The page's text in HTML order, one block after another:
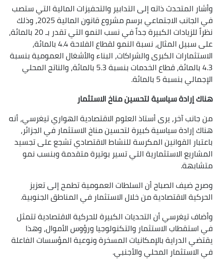
وأشار المتحدث ذاته إلى التدابير والتحفيزات المالية التي ستصب
في الجانب الاجتماعي برسم مشروع قانون المالية 2025، وذلك
نظراً للزيادات الكبيرة جداً في نسب النمو التي تقدر بـ 20 بالمائة،
على سبيل المثال، نسبة النمو لقطاع الفلاحة 4.4 بالمائة،
الاستثمارات الكبرى والشراكات، البناء والأشغال العمومية بنسبة
4.3 بالمائة، قطاع الخدمات بنسبة 5.3 بالمائة، والناتج المحلي
الإجمالي بنسبة 5 بالمائة.
هناك إرادة سياسية لتحسين مناخ الاستثمار
من جانب آخر، يرى أستاذ العلوم الاقتصادية الهواري تيغرسي، أنه
هناك إرادة سياسية كبيرة لتحسين مناخ الاستثمار في الجزائر،
باعتبار القوانين المكرسة للنشاط الاقتصادي تشجع على تجسيد
المشاريع الاستثمارية التي تسير بوتيرة متقدمة وبنسب نمو
متشابهة.
وصرح ضيف الصباح أن السلطات العمومية تطمح إلى تعزيز
الحركية الاقتصادية من خلال الاستثمار في المناطق الجنوبية.
وأضاف تيغرسي أن التحديات الكبيرة للحركية الاقتصادية تتمثل
في استقطاب الاستثمار والتكنولوجيا ورؤوس الأموال، وهذا
يقتضي الدراية بالإمكانيات المسخرة ونوعية المؤسسات الفاعلة
في الاستثمار المحلي والأجنبي.